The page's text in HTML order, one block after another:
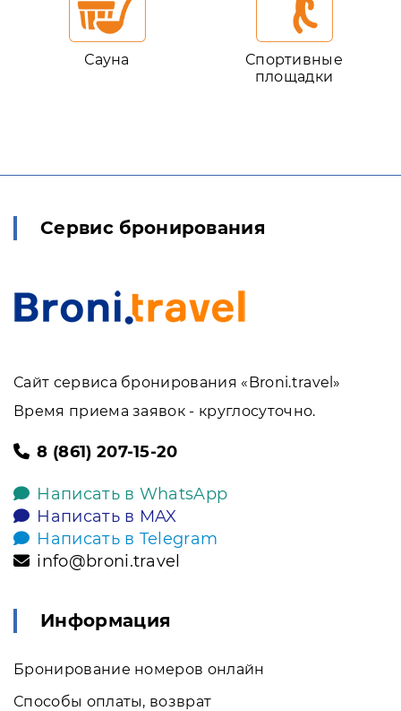
Сауна
Спортивные
площадки
Сервис бронирования
Сайт сервиса бронирования «Broni.travel»
Время приема заявок - круглосуточно.
8 (861) 207-15-20
Написать в WhatsApp
Написать в MAX
Написать в Telegram
info@broni.travel
Информация
Бронирование номеров онлайн
Способы оплаты, возврат